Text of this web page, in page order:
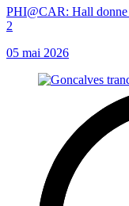
PHI@CAR: Hall donne
2
05 mai 2026